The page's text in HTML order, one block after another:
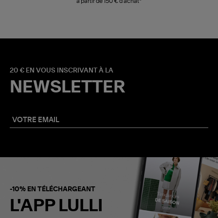
à partir de 150 € d'achat*
20 € EN VOUS INSCRIVANT À LA
NEWSLETTER
-10% EN TÉLÉCHARGEANT
L'APP LULLI